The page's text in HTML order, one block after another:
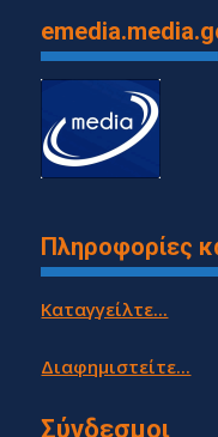
Πληροφορίες
Καταγγείλτε...
Διαφημιστείτε...
Σύνδεσμοι